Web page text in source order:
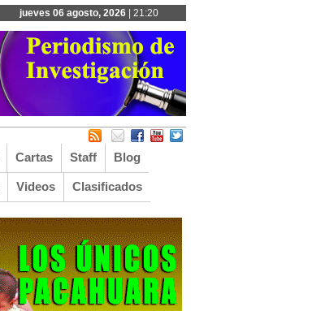
jueves 06 agosto, 2026| 21:20
Cartas Staff Blog
Videos Clasificados